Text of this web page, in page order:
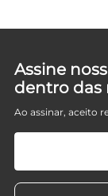
Assine
dentro das
Ao assinar, aceito